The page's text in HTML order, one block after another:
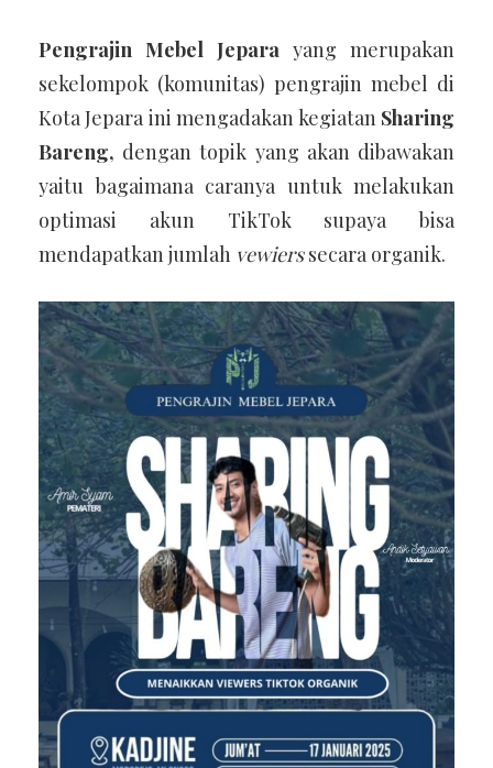
Pengrajin Mebel Jepara yang merupakan
sekelompok (komunitas) pengrajin mebel di
Kota Jepara ini mengadakan kegiatan Sharing
Bareng, dengan topik yang akan dibawakan
yaitu bagaimana caranya untuk melakukan
optimasi akun TikTok supaya bisa
mendapatkan jumlah vewierssecara organik.